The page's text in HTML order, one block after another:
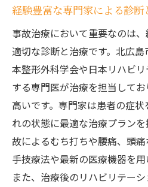
経験豊富な専門家による診断
事故治療において重要なのは
適切な診断と治療です。北広
本整形外科学会や日本リハビ
する専門医が治療を担当して
高いです。専門家は患者の症
れの状態に最適な治療プラン
故によるむち打ちや腰痛、頭痛
手技療法や最新の医療機器を用
また、治療後のリハビリテー